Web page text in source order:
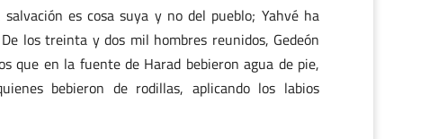
es cosa suya y no del pueblo; Yahvé ha
los treinta y dos mil hombres reunidos, Gedeón
que en la fuente de Harad bebieron agua de pie,
bebieron de rodillas, aplicando los labios